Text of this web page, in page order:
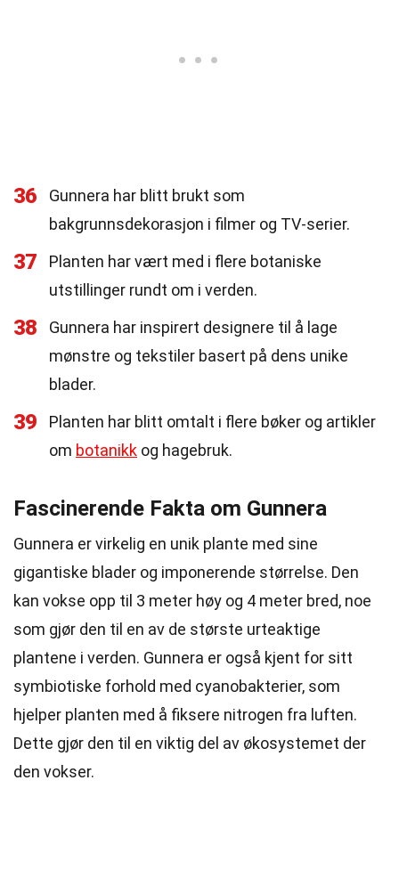
36
Gunnera har blitt brukt som
bakgrunnsdekorasjon i filmer og TV-serier.
37
Planten har vært med i flere botaniske
utstillinger rundt om i verden.
38
Gunnera har inspirert designere til å lage
mønstre og tekstiler basert på dens unike
blader.
39
Planten har blitt omtalt i flere bøker og artikler
om botanikk og hagebruk.
Fascinerende Fakta om Gunnera
Gunnera er virkelig en unik plante med sine
gigantiske blader og imponerende størrelse. Den
kan vokse opp til 3 meter høy og 4 meter bred, noe
som gjør den til en av de største urteaktige
plantene i verden. Gunnera er også kjent for sitt
symbiotiske forhold med cyanobakterier, som
hjelper planten med å fiksere nitrogen fra luften.
Dette gjør den til en viktig del av økosystemet der
den vokser.